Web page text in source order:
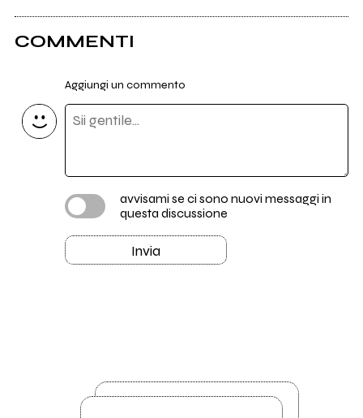
COMMENTI
Aggiungi un commento
avvisami se ci sono nuovi messaggi in
questa discussione
Invia